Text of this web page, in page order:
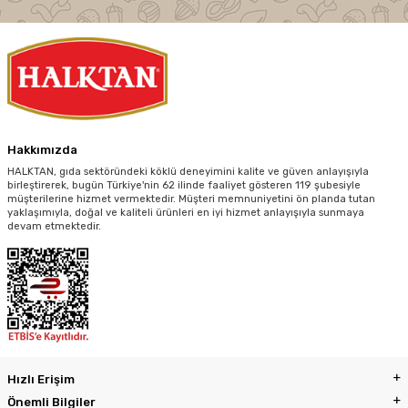
Hakkımızda
HALKTAN, gıda sektöründeki köklü deneyimini kalite ve güven anlayışıyla
birleştirerek, bugün Türkiye'nin 62 ilinde faaliyet gösteren 119 şubesiyle
müşterilerine hizmet vermektedir. Müşteri memnuniyetini ön planda tutan
yaklaşımıyla, doğal ve kaliteli ürünleri en iyi hizmet anlayışıyla sunmaya
devam etmektedir.
Hızlı Erişim
Önemli Bilgiler